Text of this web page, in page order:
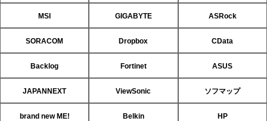
MSI GIGABYTE ASRock
SORACOM Dropbox CData
Backlog Fortinet ASUS
JAPANNEXT ViewSonic ソフマップ
brand new ME! Belkin HP